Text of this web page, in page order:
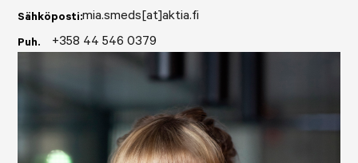
Sähköposti:mia.smeds[at]aktia.fi
Puh. +358 44 546 0379